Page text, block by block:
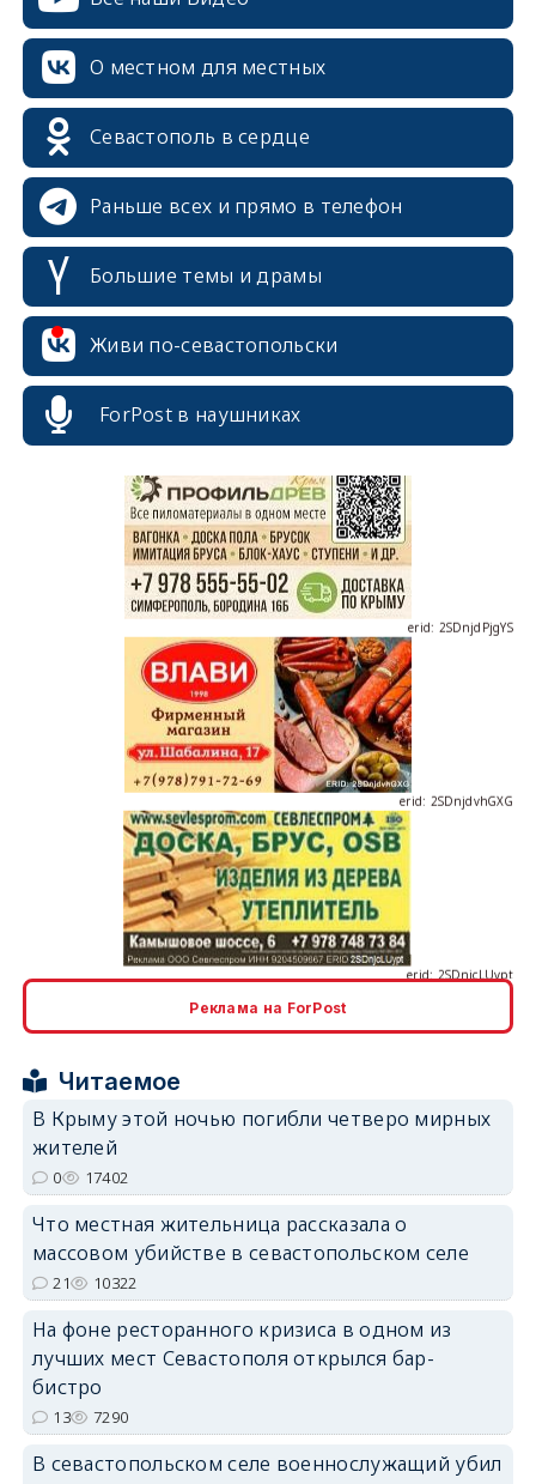
О местном для местных
Севастополь в сердце
Раньше всех и прямо в телефон
Большие темы и драмы
Живи по-севастопольски
ForPost в наушниках
erid: 2SDnjdvhGXG
Реклама на ForPost
Читаемое
В Крыму этой ночью погибли четверо мирных
жителей
0 17402
Что местная жительница рассказала о
массовом убийстве в севастопольском селе
21 10322
На фоне ресторанного кризиса в одном из
лучших мест Севастополя открылся бар-
бистро
13 7290
В севастопольском селе военнослужащий убил